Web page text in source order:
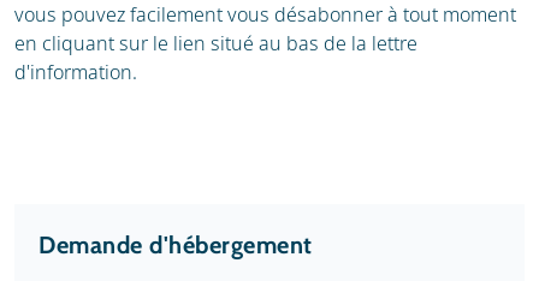
vous pouvez facilement vous désabonner à tout moment
en cliquant sur le lien situé au bas de la lettre
d'information.
Demande d'hébergement